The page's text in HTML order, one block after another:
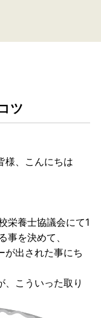
ツ
様、こんにちは
栄養士協議会にて1
事を決めて、
が出された事にち
、こういった取り